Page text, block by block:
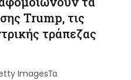
Trump, τις
τράπεζας
ImagesΤα